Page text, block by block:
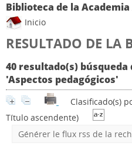
Biblioteca de la
Inicio
RESULTADO DE LA
40 resultado(s) búsqueda
'Aspectos pedagógicos'
Clasificado(s)
Título ascendente)
Générer le flux rss de la